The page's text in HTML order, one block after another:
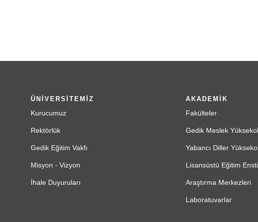
ÜNİVERSİTEMİZ
Kurucumuz
Rektörlük
Gedik Eğitim Vakfı
Misyon - Vizyon
İhale Duyuruları
AKADEMİK
Fakülteler
Gedik Meslek
Yabancı Diller
Lisansüstü Eğitim
Araştırma Merkezleri
Laboratuvarlar